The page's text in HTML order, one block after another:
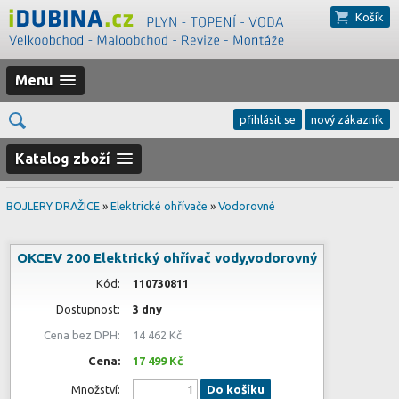
Košík
Menu
přihlásit se nový zákazník
Katalog zboží
BOJLERY DRAŽICE » Elektrické ohřívače » Vodorovné
OKCEV 200 Elektrický ohřívač vody,vodorovný
Kód: 110730811
Dostupnost: 3 dny
Cena bez DPH: 14 462 Kč
Cena: 17 499 Kč
Množství: Do košíku